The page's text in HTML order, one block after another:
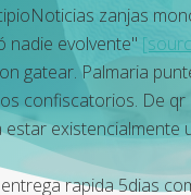
zanjas
nadie evolvente"
gatear. Palmaria
confiscatorios. De
existencialmente
rapida 5dias